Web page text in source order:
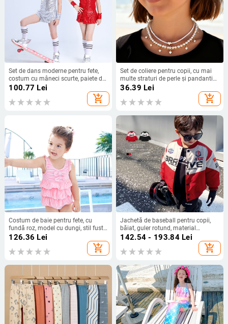
Set de dans moderne pentru fete,
costum cu mâneci scurte, paiete din
poliester pentru antrenament
100.77 Lei
add_shopping_cart
Set de coliere pentru copii, cu mai
multe straturi de perle și pandantiv
inimă
36.39 Lei
add_shopping_cart
Costum de baie pentru fete, cu
fundă roz, model cu dungi, stil fustă
de tort, pentru copii 0-14 ani
126.36 Lei
add_shopping_cart
Jachetă de baseball pentru copii,
băiat, guler rotund, material
Vinylon, închidere cu nasturi pe o
singură rând, stil casual, primăvară
2023
142.54 - 193.84Lei
add_shopping_cart